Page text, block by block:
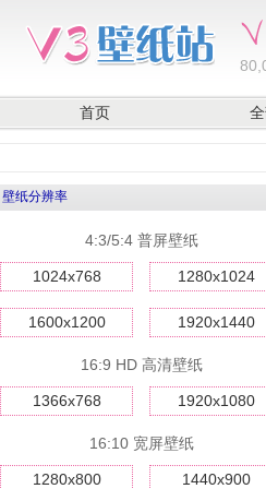
首页
壁纸分辨率
4:3/5:4 普屏壁纸
1024x768 1280x1024
1600x1200 1920x1440
16:9 HD 高清壁纸
1366x768 1920x1080
16:10 宽屏壁纸
1280x800 1440x900